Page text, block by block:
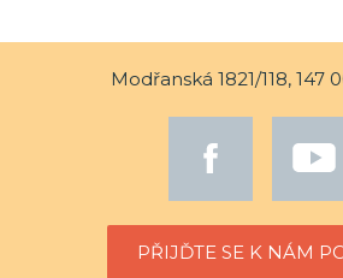
Modřanská 1821/118, 147
PŘIJĎTE SE K NÁM